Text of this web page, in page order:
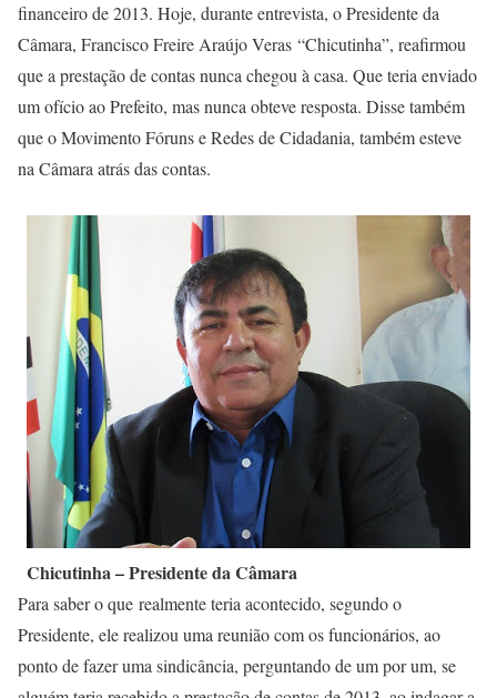
financeiro de 2013. Hoje, durante entrevista, o Presidente da
Câmara, Francisco Freire Araújo Veras “Chicutinha”, reafirmou
que a prestação de contas nunca chegou à casa. Que teria enviado
um ofício ao Prefeito, mas nunca obteve resposta. Disse também
que o Movimento Fóruns e Redes de Cidadania, também esteve
na Câmara atrás das contas.
Chicutinha – Presidente da Câmara
Para saber o que realmente teria acontecido, segundo o
Presidente, ele realizou uma reunião com os funcionários, ao
ponto de fazer uma sindicância, perguntando de um por um, se